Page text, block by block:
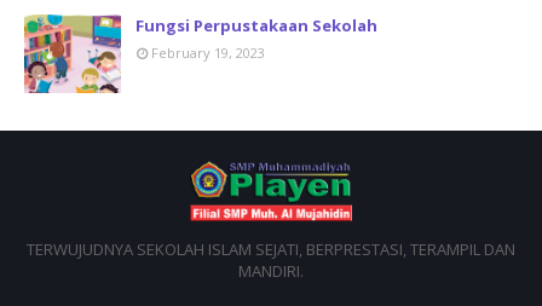
Fungsi Perpustakaan Sekolah
February 19, 2023
TERWUJUDNYA SEKOLAH ISLAM SEJATI, BERPRESTASI, TERAMPIL DAN
MANDIRI.